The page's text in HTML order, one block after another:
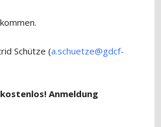
Schütze (a.schuetze@gdcf-
Anmeldung